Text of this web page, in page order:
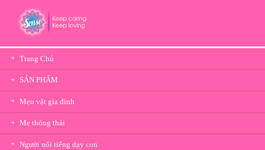
Trang Chủ
SẢN PHẨM
Mẹo vặt gia đình
Mẹ thông thái
Người nổi tiếng dạy con